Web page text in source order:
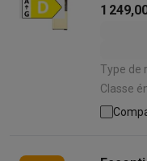
1
Type de
Classe
Système